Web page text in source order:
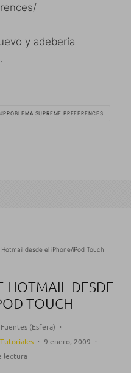
y adebería
PROBLEMA SUPREME PREFERENCES
desde el iPhone/iPod Touch
HOTMAIL DESDE
TOUCH
(Esfera) ·
Tutoriales · 9 enero, 2009 ·
lectura